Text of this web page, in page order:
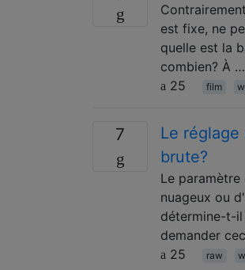
est fixe, ne
quelle est la
combien? À …
25
film
7
Le
brute?
Le
nuageux ou
détermine-t-il
demander
25
raw